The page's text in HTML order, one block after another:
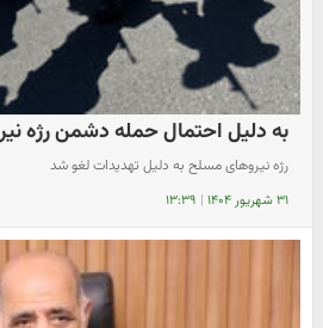
به دلیل احتمال حمله دشمن رژه
رژه نیروهای مسلح به دلیل تهدیدات لغو شد
۳۱ شهریور ۱۴۰۴ | ۱۳:۳۹